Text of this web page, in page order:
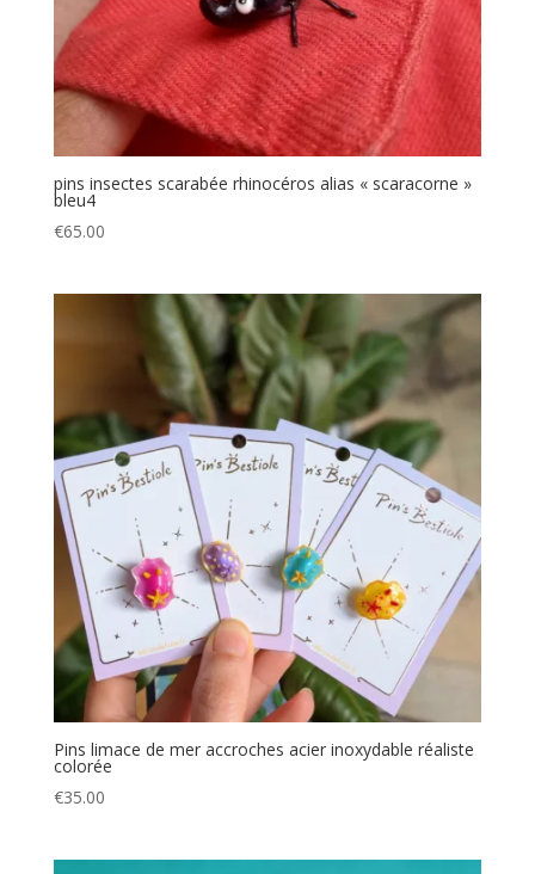
pins insectes scarabée rhinocéros alias « scaracorne »
bleu4
€65.00
Pins limace de mer accroches acier inoxydable réaliste
colorée
€35.00